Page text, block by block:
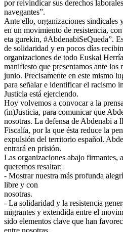
por reivindicar sus derechos
navegantes”.
Ante ello, organizaciones sindicales
en un movimiento de resistencia,
eta gurekin, #AbdenabiSeQueda”.
de solidaridad y en pocos días
organizaciones de todo Euskal
manifiesto que presentamos ante los
junio. Precisamente en este mismo
para señalar e identificar el racismo
Justicia está ejerciendo.
Hoy volvemos a convocar a la
(in)Justicia, para comunicar que
nosotras. La defensa de Abdenabi a
Fiscalía, por la que ésta reduce la
expulsión del territorio español.
entrará en prisión.
Las organizaciones abajo firmantes,
queremos resaltar:
- Mostrar nuestra más profunda
libre y con
nosotras.
- La solidaridad y la resistencia
migrantes y extendida entre el
sido elementos clave que han
entre nosotras.